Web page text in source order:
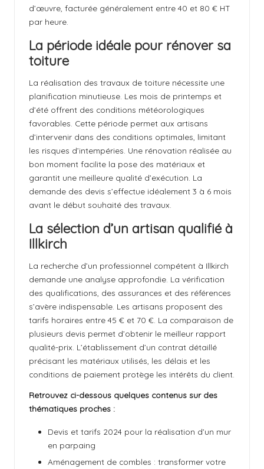
d’œuvre, facturée généralement entre 40 et 80 € HT
par heure.
La période idéale pour rénover sa
toiture
La réalisation des travaux de toiture nécessite une
planification minutieuse. Les mois de printemps et
d’été offrent des conditions météorologiques
favorables. Cette période permet aux artisans
d’intervenir dans des conditions optimales, limitant
les risques d’intempéries. Une rénovation réalisée au
bon moment facilite la pose des matériaux et
garantit une meilleure qualité d’exécution. La
demande des devis s’effectue idéalement 3 à 6 mois
avant le début souhaité des travaux.
La sélection d’un artisan qualifié à
Illkirch
La recherche d’un professionnel compétent à Illkirch
demande une analyse approfondie. La vérification
des qualifications, des assurances et des références
s’avère indispensable. Les artisans proposent des
tarifs horaires entre 45 € et 70 €. La comparaison de
plusieurs devis permet d’obtenir le meilleur rapport
qualité-prix. L’établissement d’un contrat détaillé
précisant les matériaux utilisés, les délais et les
conditions de paiement protège les intérêts du client.
Retrouvez ci-dessous quelques contenus sur des
thématiques proches :
Devis et tarifs 2024 pour la réalisation d’un mur
en parpaing
Aménagement de combles : transformer votre